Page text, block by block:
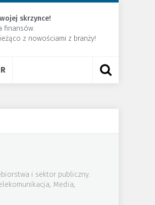
skrzynce!
finansów.
z nowościami z branży!
i sektor publiczny.
Media,